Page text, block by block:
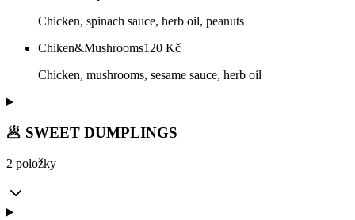
Chicken, spinach sauce, herb oil, peanuts
Chiken&Mushrooms120 Kč
Chicken, mushrooms, sesame sauce, herb oil
🥟 SWEET DUMPLINGS
2 položky